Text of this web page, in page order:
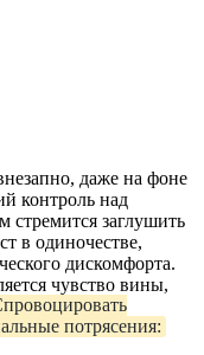
даже на фоне
контроль над
стремится заглушить
в одиночестве,
дискомфорта.
чувство вины,
потрясения: